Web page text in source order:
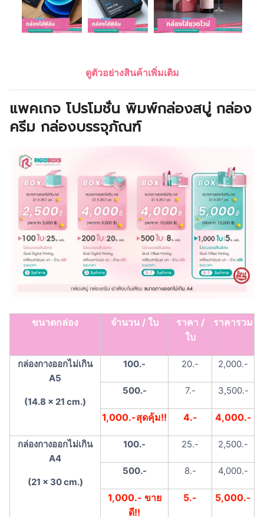
ดูตัวอย่างสินค้าเพิ่มเติม
แพคเกจ โปรโมชั่น พิมพ์กล่องสบู่ กล่อง
ครีม กล่องบรรจุภัณฑ์
ขนาดกล่อง จำนวน / ใบ
ราคา /
ใบ
ราคารวม
กล่องกางออกไม่เกิน
A5
(14.8 x 21 cm.)
100.- 20.- 2,000.-
500.- 7.- 3,500.-
1,000.-สุดคุ้ม!! 4.- 4,000.-
กล่องกางออกไม่เกิน
A4
(21 x 30 cm.)
100.- 25.- 2,500.-
500.- 8.- 4,000.-
1,000.- ขาย
ดี!!
5.- 5,000.-